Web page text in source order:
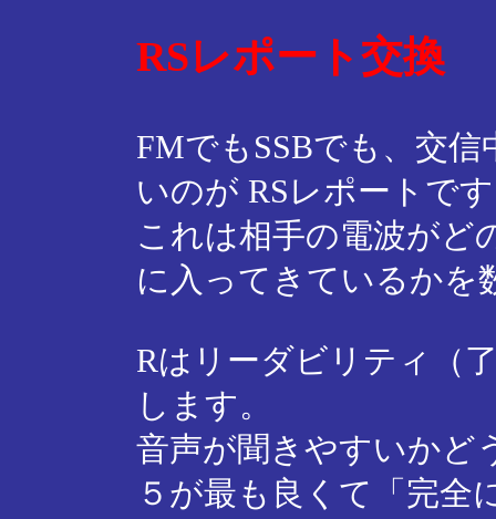
RSレポート交換
FMでもSSBでも、交
いのが RSレポートで
これは相手の電波がど
に入ってきているかを
Rはリーダビリティ（
します。
音声が聞きやすいかど
５が最も良くて「完全